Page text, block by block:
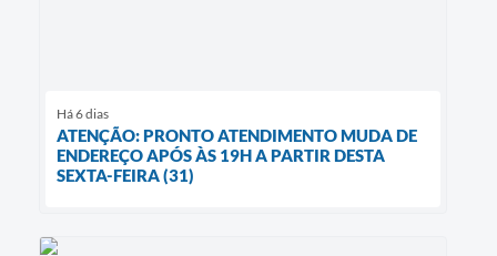
Há 6 dias
ATENÇÃO: PRONTO ATENDIMENTO MUDA DE
ENDEREÇO APÓS ÀS 19H A PARTIR DESTA
SEXTA-FEIRA (31)